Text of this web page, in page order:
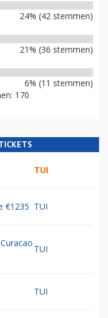
24% (42 stemmen)
21% (36 stemmen)
6% (11 stemmen)
170
TUI
€1235 TUI
TUI
TUI